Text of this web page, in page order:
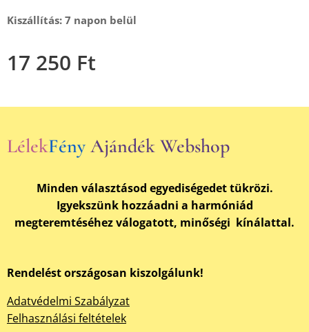
Kiszállítás: 7 napon belül
17 250 Ft
LélekFény Ajándék Webshop
Minden választásod egyediségedet tükrözi.
Igyekszünk hozzáadni a harmóniád
megteremtéséhez válogatott, minőségi kínálattal.
Rendelést országosan kiszolgálunk!
Adatvédelmi Szabályzat
Felhasználási feltételek